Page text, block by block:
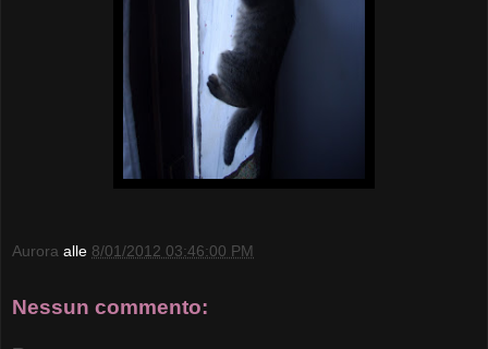
Aurora alle 8/01/2012 03:46:00 PM
Nessun commento: